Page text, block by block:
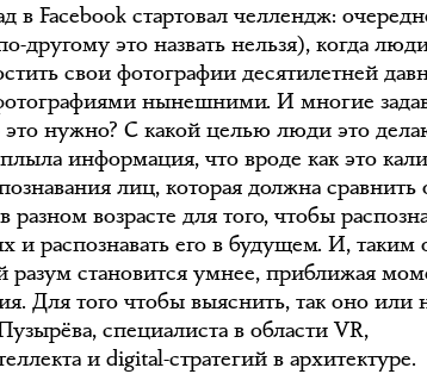
в Facebook стартовал челлендж:
другому это назвать нельзя), когда
свои фотографии десятилетней
нынешними. И многие
это нужно? С какой целью люди это
информация, что вроде как это
лиц, которая должна сравнить
разном возрасте для того, чтобы
и распознавать его в будущем. И, таким
разум становится умнее, приближая
Для того чтобы выяснить, так оно или
специалиста в области VR,
и digital-стратегий в архитектуре.